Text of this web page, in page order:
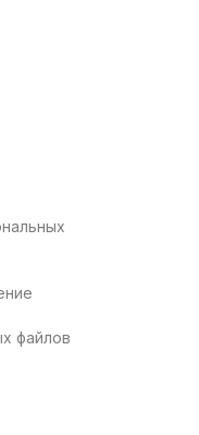
файлов